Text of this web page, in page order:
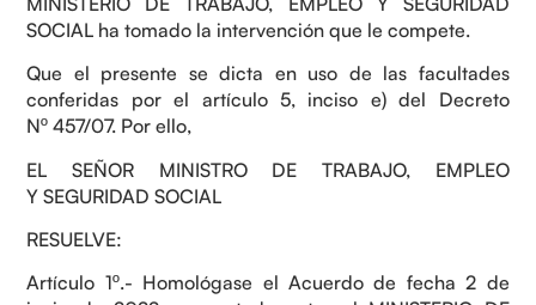
SOCIAL ha tomado la intervención que le compete.
Que el presente se dicta en uso de las facultades
conferidas por el artículo 5, inciso e) del Decreto
Nº 457/07. Por ello,
EL SEÑOR MINISTRO DE TRABAJO, EMPLEO
Y SEGURIDAD SOCIAL
RESUELVE:
Artículo 1º.- Homológase el Acuerdo de fecha 2 de